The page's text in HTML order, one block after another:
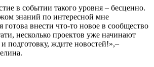
в событии такого уровня – бесценно.
знаний по интересной мне
готова внести что-то новое в сообщество
несколько проектов уже начинают
и подготовку, ждите новостей!»,–